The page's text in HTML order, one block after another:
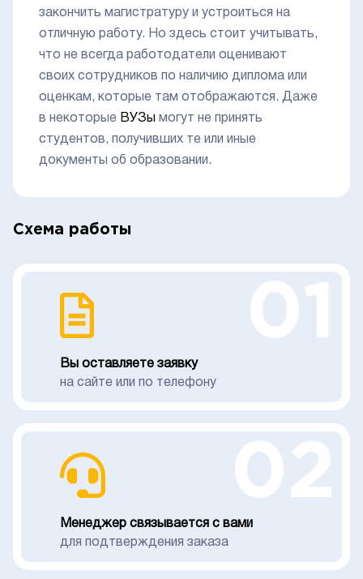
закончить магистратуру и устроиться на
отличную работу. Но здесь стоит учитывать,
что не всегда работодатели оценивают
своих сотрудников по наличию диплома или
оценкам, которые там отображаются. Даже
в некоторые ВУЗы
могут не принять
студентов, получивших те или иные
документы об образовании.
Схема работы
Вы оставляете заявку
на сайте или по телефону
Менеджер связывается с вами
для подтверждения заказа